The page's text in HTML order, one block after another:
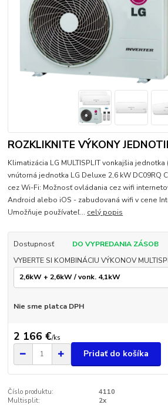
ROZKLIKNITE VÝKONY
Klimatizácia LG MULTISPLIT vonkajšia jednotka
vnútorná jednotka LG Deluxe 2,6 kW DC09RQ
cez Wi-Fi: Možnosť ovládania cez wifi
Android alebo iOS - zabudovaná wifi v cene
Umožňuje používateľ... celý popis
Dostupnosť
DO VYPREDANIA ZÁSOB
VYBERTE SI KOMBINÁCIU VÝKONOV
Nie sme platca DPH
2 166 €/ks
Pridať do košíka
Číslo produktu:
4110
Multisplit:
2x